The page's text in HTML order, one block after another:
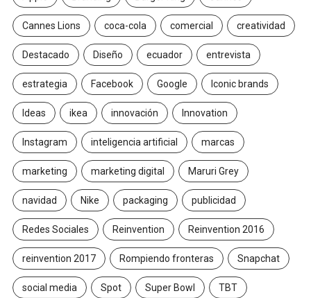
Cannes Lions coca-cola comercial creatividad
Destacado Diseño ecuador entrevista
estrategia Facebook Google Iconic brands
Ideas ikea innovación Innovation
Instagram inteligencia artificial marcas
marketing marketing digital Maruri Grey
navidad Nike packaging publicidad
Redes Sociales Reinvention Reinvention 2016
reinvention 2017 Rompiendo fronteras Snapchat
social media Spot Super Bowl TBT